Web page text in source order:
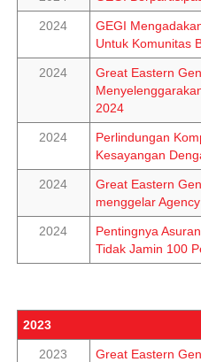
2024
GEGI
Untuk Komunitas
2024
Great Eastern
2024
2024
Perlindungan
Kesayangan
2024
Great Eastern
menggelar
2024
Pentingnya
Tidak Jamin 100
2023
2023
Great Eastern